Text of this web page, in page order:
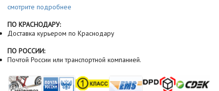
смотрите подробнее
ПО КРАСНОДАРУ:
Доставка курьером по Краснодару
ПО РОССИИ:
Почтой России или транспортной компанией.